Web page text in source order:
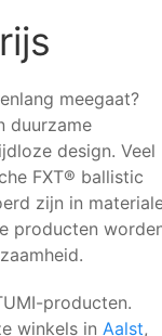
meegaat?
duurzame
design. Veel
FXT® ballistic
zijn in
producten
producten.
winkels in Aalst,